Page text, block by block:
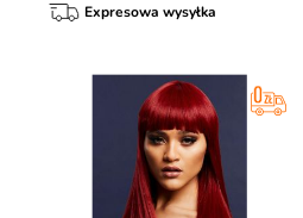
Expresowa wysyłka